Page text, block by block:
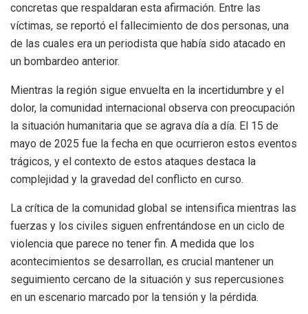
concretas que respaldaran esta afirmación. Entre las
víctimas, se reportó el fallecimiento de dos personas, una
de las cuales era un periodista que había sido atacado en
un bombardeo anterior.
Mientras la región sigue envuelta en la incertidumbre y el
dolor, la comunidad internacional observa con preocupación
la situación humanitaria que se agrava día a día. El 15 de
mayo de 2025 fue la fecha en que ocurrieron estos eventos
trágicos, y el contexto de estos ataques destaca la
complejidad y la gravedad del conflicto en curso.
La crítica de la comunidad global se intensifica mientras las
fuerzas y los civiles siguen enfrentándose en un ciclo de
violencia que parece no tener fin. A medida que los
acontecimientos se desarrollan, es crucial mantener un
seguimiento cercano de la situación y sus repercusiones
en un escenario marcado por la tensión y la pérdida.